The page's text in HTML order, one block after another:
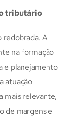
tributário
redobrada. A
na formação
e planejamento
atuação
mais relevante,
de margens e